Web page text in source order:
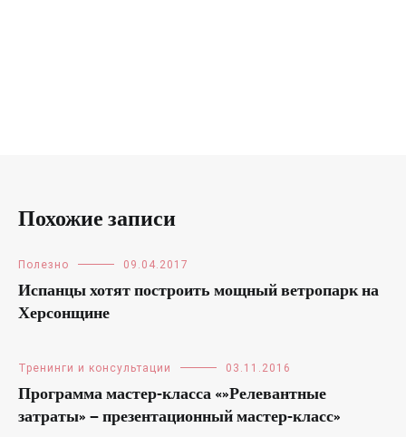
Похожие записи
Полезно 09.04.2017
Испанцы хотят построить мощный ветропарк на
Херсонщине
Тренинги и консультации 03.11.2016
Программа мастер-класса «»Релевантные
затраты» — презентационный мастер-класс»